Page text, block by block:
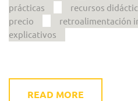
prácticas
recursos
precio
retroalimentación
explicativos
READ MORE